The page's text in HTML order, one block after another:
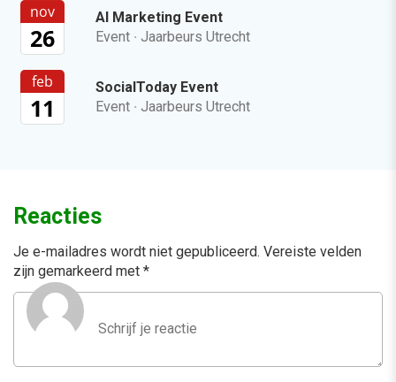
nov
26
AI Marketing Event
Event · Jaarbeurs Utrecht
feb
11
SocialToday Event
Event · Jaarbeurs Utrecht
Reacties
Je e-mailadres wordt niet gepubliceerd. Vereiste velden
zijn gemarkeerd met *